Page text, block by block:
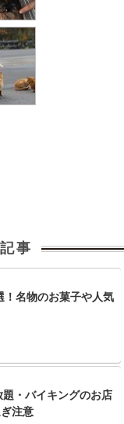
事
！名物のお菓子や人気
・バイキングのお店
注意